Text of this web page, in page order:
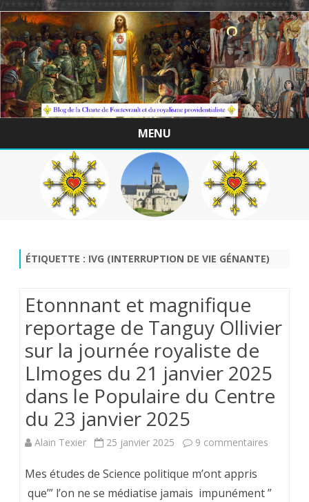
/
MENU
Skip
to
content
ÉTIQUETTE : IVG (INTERRUPTION DE VIE GÉNANTE)
Etonnnant et magnifique
reportage de Tanguy Ollivier
sur la journée royaliste de
LImoges du 21 janvier 2025
dans le Populaire du Centre
du 23 janvier 2025
Alain Texier 25 janvier 2025 9 commentaires
et
Mes études de Science politique m’ont appris
que’” l’on ne se médiatise jamais impunément ”